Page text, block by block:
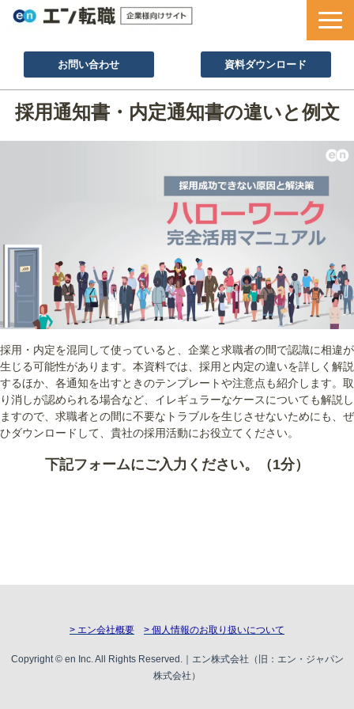
お問い合わせ 資料ダウンロード
サービス一覧
セミナー情報
お役立ち資料
採用通知書・内定通知書の違いと例文
採用・内定を混同して使っていると、企業と求職者の間で認識に相違が
生じる可能性があります。本資料では、採用と内定の違いを詳しく解説
するほか、各通知を出すときのテンプレートや注意点も紹介します。取
り消しが認められる場合など、イレギュラーなケースについても解説し
ますので、求職者との間に不要なトラブルを生じさせないためにも、ぜ
ひダウンロードして、貴社の採用活動にお役立てください。
下記フォームにご入力ください。（1分）
> エン会社概要 > 個人情報のお取り扱いについて
Copyright © en Inc. All Rights Reserved.｜エン株式会社（旧：エン・ジャパン
株式会社）